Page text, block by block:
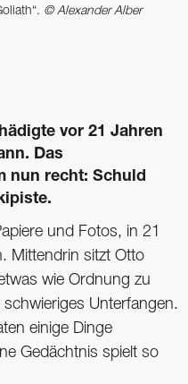
© Alexander Alber
vor 21 Jahren
Das
nun recht: Schuld
und Fotos, in 21
Mittendrin sitzt Otto
wie Ordnung zu
Unterfangen.
einige Dinge
Gedächtnis spielt so